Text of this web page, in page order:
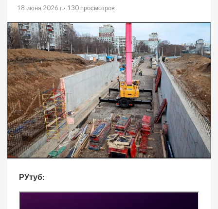
18 июня 2026 г.· 130 просмотров
РУтуб: